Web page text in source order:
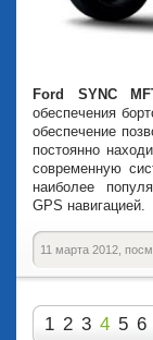
Ford SYNC
обеспечения
обеспечение
постоянно
современную
наиболее
GPS навигацией.
11 марта 2012,
1 2 3 4 5 6